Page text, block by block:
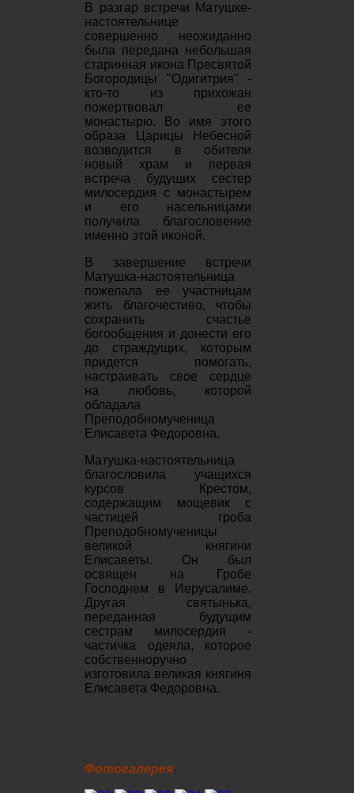
В разгар встречи Матушке-
настоятельнице
совершенно неожиданно
была передана небольшая
старинная икона Пресвятой
Богородицы "Одигитрия" -
кто-то из прихожан
пожертвовал ее
монастырю. Во имя этого
образа Царицы Небесной
возводится в обители
новый храм и первая
встреча будущих сестер
милосердия с монастырем
и его насельницами
получила благословение
именно этой иконой.
В завершение встречи
Матушка-настоятельница
пожелала ее участницам
жить благочестиво, чтобы
сохранить счастье
богообщения и донести его
до страждущих, которым
придется помогать,
настраивать свое сердце
на любовь, которой
обладала
Преподобномученица
Елисавета Федоровна.
Матушка-настоятельница
благословила учащихся
курсов Крестом,
содержащим мощевик с
частицей гроба
Преподобномученицы
великой княгини
Елисаветы. Он был
освящен на Гробе
Господнем в Иерусалиме.
Другая святынька,
переданная будущим
сестрам милосердия -
частичка одеяла, которое
собственноручно
изготовила великая княгиня
Елисавета Федоровна.
Фотогалерея